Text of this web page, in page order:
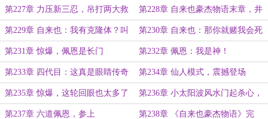
第227章 力压新三忍，吊打两大救
世主，差一点杀死六代目火影，谁不
服？
第228章 自来也豪杰物语末章，井
蛙终散于大海
第229章 自来也：我有克隆体？叫
果心居士？
第230章 自来也：那你就赌我会死
吧！
第231章 惊爆，佩恩是长门 第232章 佩恩：我是神！
第233章 四代目：这真是眼睛传奇
的世界啊？
第234章 仙人模式，震撼登场
第235章 惊爆，这轮回眼也太多了
吧
第236章 小太阳波风水门起杀心，
长门！！！！
第237章 六道佩恩，参上 第238章 《自来也豪杰物语》完